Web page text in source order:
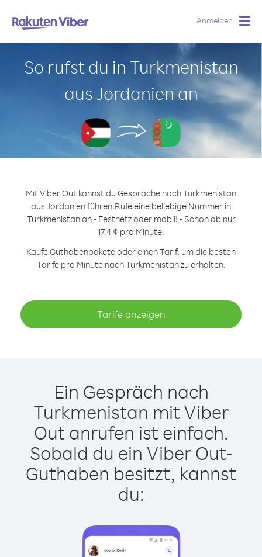
Anmelden
So rufst du in Turkmenistan
aus Jordanien an
Mit Viber Out kannst du Gespräche nach Turkmenistan
aus Jordanien führen.Rufe eine beliebige Nummer in
Turkmenistan an - Festnetz oder mobil! - Schon ab nur
17.4 ¢ pro Minute.
Kaufe Guthabenpakete oder einen Tarif, um die besten
Tarife pro Minute nach Turkmenistan zu erhalten.
Tarife anzeigen
Ein Gespräch nach
Turkmenistan mit Viber
Out anrufen ist einfach.
Sobald du ein Viber Out-
Guthaben besitzt, kannst
du: